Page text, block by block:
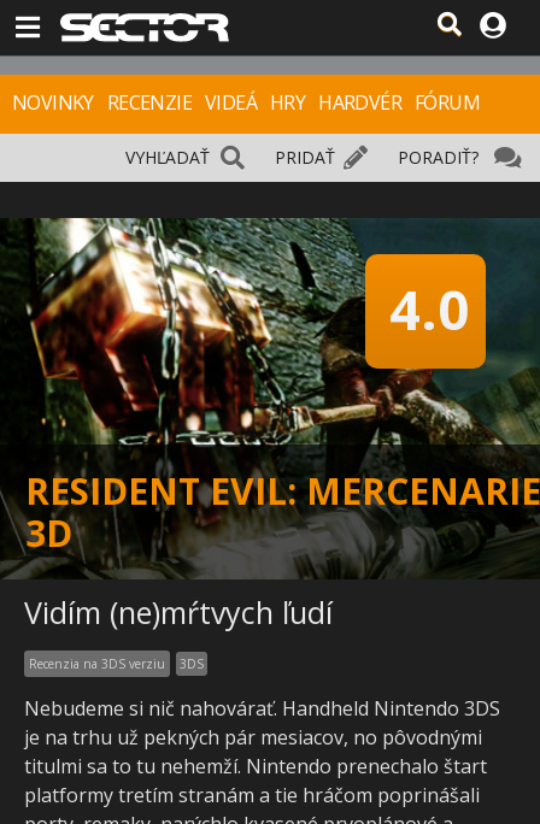
NOVINKY RECENZIE VIDEÁ HRY HARDVÉR FÓRUM
PORADIŤ?
PRIDAŤ
VYHĽADAŤ
RESIDENT EVIL:
3D
4.0
Vidím (ne)mŕtvych ľudí
Recenzia na 3DS verziu 3DS
Nebudeme si nič nahovárať. Handheld Nintendo 3DS
je na trhu už pekných pár mesiacov, no pôvodnými
titulmi sa to tu nehemží. Nintendo prenechalo štart
platformy tretím stranám a tie hráčom poprinášali